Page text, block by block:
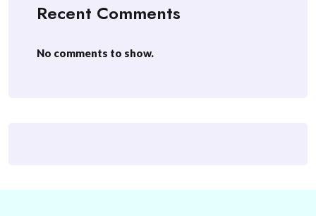
Recent Comments
No comments to show.